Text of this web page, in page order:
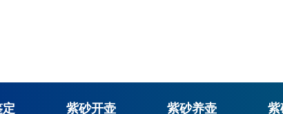
紫砂开壶 紫砂养壶 紫